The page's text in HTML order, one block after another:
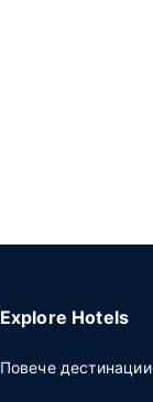
Explore Hotels
Повече дестинации